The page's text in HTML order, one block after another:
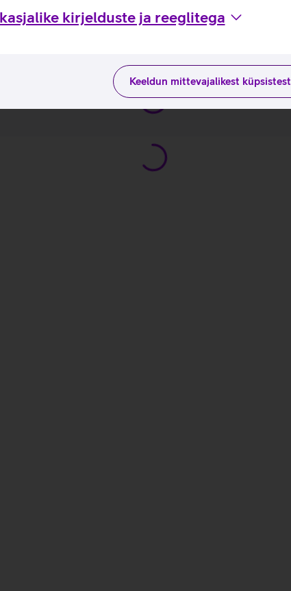
kirjelduste ja reeglitega
Keeldun mittevajalikest küpsistest
ja kasutusviisidega tootja kodulehel
Pro 11_EST